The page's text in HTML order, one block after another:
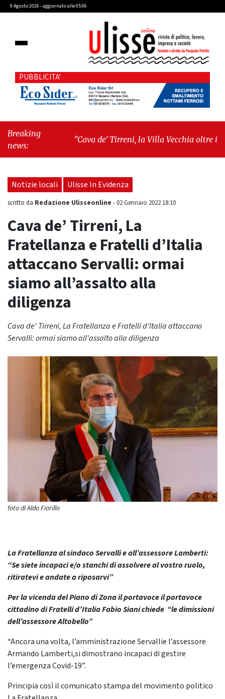
9 Agosto 2026 - aggiornato alle 05:06
PUBBLICITA'
Breaking
news:
"Cava de’ Tirreni, la Villa Vecchia oltre i vandali:
consiliare: “Serve chiarezza!”"
Notizie locali Ulisse In Evidenza
scritto da Redazione Ulisseonline -02 Gennaio 2022 18:10
Cava de’ Tirreni, La
Fratellanza e Fratelli d’Italia
attaccano Servalli: ormai
siamo all’assalto alla
diligenza
Cava de' Tirreni, La Fratellanza e Fratelli d'Italia attaccano
Servalli: ormai siamo all'assalto alla diligenza
foto di Aldo Fiorillo
La Fratellanza al sindaco Servalli e all’assessore Lamberti:
“Se siete incapaci e/o stanchi di assolvere al vostro ruolo,
ritiratevi e andate a riposarvi”
Per la vicenda del Piano di Zona il portavoce il portavoce
cittadino di Fratelli d’Italia Fabio Siani chiede “le dimissioni
dell’assessore Altobello”
“Ancora una volta, l’amministrazione Servallie l’assessore
Armando Lamberti,si dimostrano incapaci di gestire
l’emergenza Covid-19”.
Principia così il comunicato stampa del movimento politico